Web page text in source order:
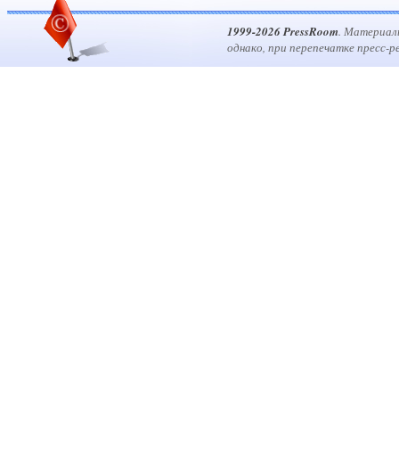
1999-2026 PressRoom.
однако, при перепечатке пресс-